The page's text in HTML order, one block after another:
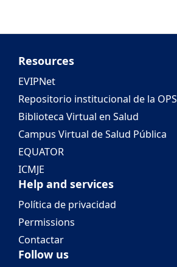
Resources
EVIPNet
Repositorio institucional de la OPS
Biblioteca Virtual en Salud
Campus Virtual de Salud Pública
EQUATOR
ICMJE
Help and services
Política de privacidad
Permissions
Contactar
Follow us